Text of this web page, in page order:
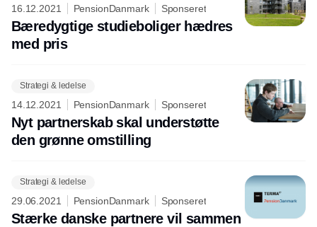
16.12.2021 PensionDanmark Sponseret
Bæredygtige studieboliger hædres
med pris
Strategi & ledelse
14.12.2021 PensionDanmark Sponseret
Nyt partnerskab skal understøtte
den grønne omstilling
Strategi & ledelse
29.06.2021 PensionDanmark Sponseret
Stærke danske partnere vil sammen